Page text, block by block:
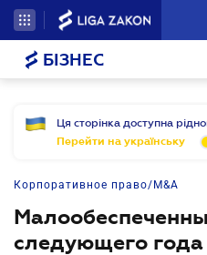
БІЗНЕС
Ця сторінка доступна
Перейти на українську
Корпоративное право/M&A
следующего года